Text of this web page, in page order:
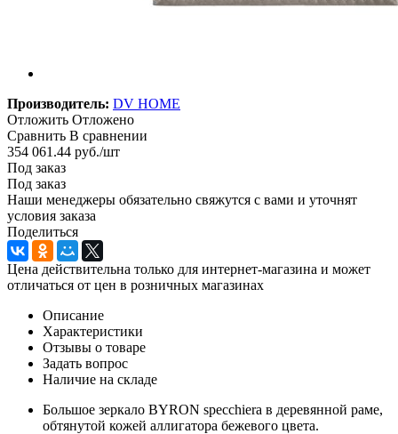
Производитель: DV HOME
Отложить Отложено
Сравнить В сравнении
354 061.44 руб./шт
Под заказ
Под заказ
Наши менеджеры обязательно свяжутся с вами и уточнят
условия заказа
Поделиться
Цена действительна только для интернет-магазина и может
отличаться от цен в розничных магазинах
Описание
Характеристики
Отзывы о товаре
Задать вопрос
Наличие на складе
Большое зеркало BYRON specchiera в деревянной раме,
обтянутой кожей аллигатора бежевого цвета.